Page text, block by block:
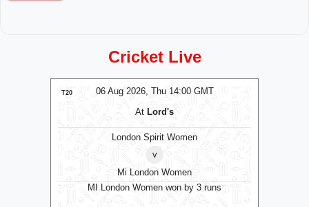
Cricket Live
06 Aug 2026, Thu 14:00 GMT
T20
At Lord's
London Spirit Women
v
Mi London Women
MI London Women won by 3 runs